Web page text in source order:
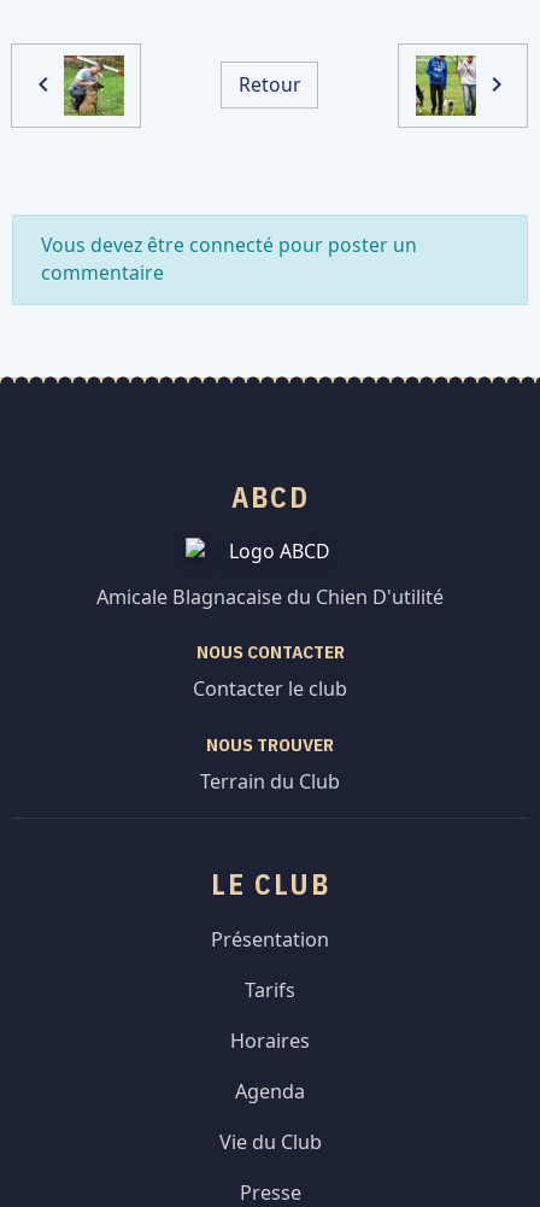
Retour
Vous devez être connecté pour poster un
commentaire
ABCD
Amicale Blagnacaise du Chien D'utilité
NOUS CONTACTER
Contacter le club
NOUS TROUVER
Terrain du Club
LE CLUB
Présentation
Tarifs
Horaires
Agenda
Vie du Club
Presse